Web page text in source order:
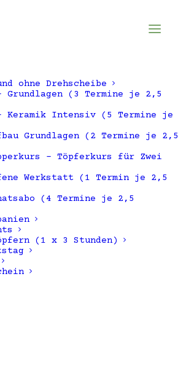
ohne Drehscheibe
Grundlagen (3 Termine je 2,5
Keramik Intensiv (5 Termine je
Grundlagen (2 Termine je 2,5
– Töpferkurs für Zwei
Werkstatt (1 Termin je 2,5
(4 Termine je 2,5
(1 x 3 Stunden)